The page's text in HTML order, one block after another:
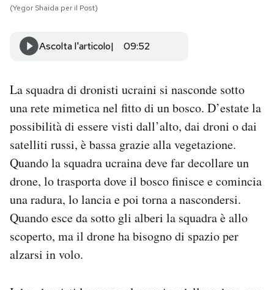
Newsletter
Notifiche mobile
Regala il Post
Hai bisogno di aiuto?
Esci
(Yegor Shaida per il Post)
Ascolta l'articolo 09:52
La squadra di dronisti ucraini si nasconde sotto
una rete mimetica nel fitto di un bosco. D’estate la
possibilità di essere visti dall’alto, dai droni o dai
satelliti russi, è bassa grazie alla vegetazione.
Quando la squadra ucraina deve far decollare un
drone, lo trasporta dove il bosco finisce e comincia
una radura, lo lancia e poi torna a nascondersi.
Quando esce da sotto gli alberi la squadra è allo
scoperto, ma il drone ha bisogno di spazio per
alzarsi in volo.